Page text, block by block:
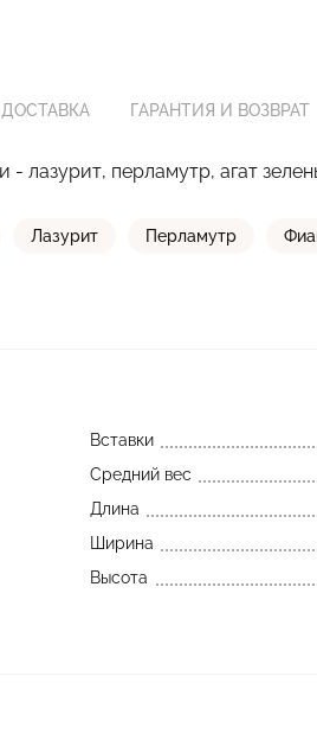
ГАРАНТИЯ И ВОЗВРАТ
лазурит, перламутр, агат
Лазурит Перламутр
Вставки
Средний вес
Длина
Ширина
Высота